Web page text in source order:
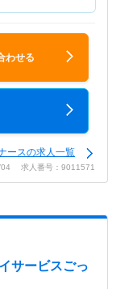
わせる
ースの求人一覧
04 求人番号：9011571
サービスごっ